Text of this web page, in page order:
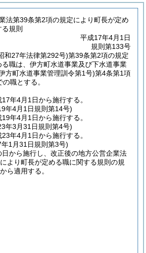
法第39条第2項の規定により町長が定め
規則
平成17年4月1日
規則第133号
和27年法律第292号)第39条第2項の規定
職は、伊方町水道事業及び下水道事業
方町水道事業管理訓令第1号)第4条第1項
職とする。
年4月1日から施行する。
年4月1日規則第14号)
年4月1日から施行する。
年3月31日規則第4号)
年4月1日から施行する。
1月31日規則第3号)
日から施行し、改正後の地方公営企業法
より町長が定める職に関する規則の規
ら適用する。